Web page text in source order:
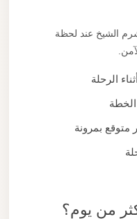
الشيخ عند لحظة
الرحلة
بمرونة
من يوم؟